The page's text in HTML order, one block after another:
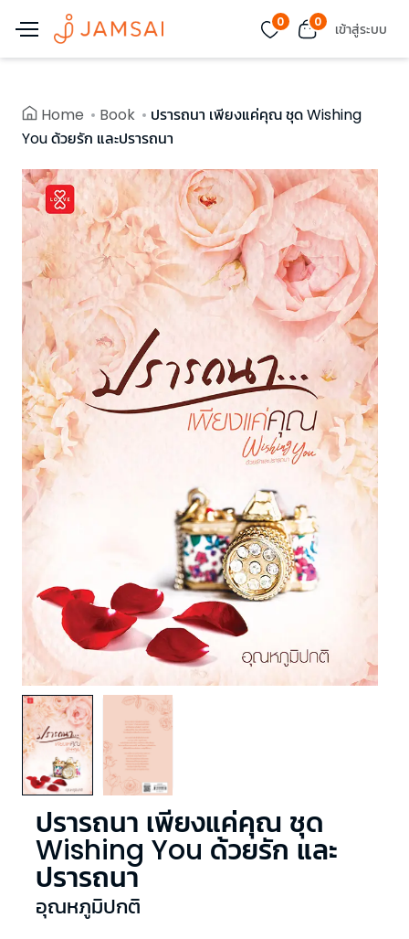
0 0 เข้าสู่ระบบ
Home Book
ปรารถนา เพียงแค่คุณ ชุด Wishing
You ด้วยรัก และปรารถนา
ปรารถนา เพียงแค่คุณ ชุด
Wishing You ด้วยรัก และ
ปรารถนา
อุณหภูมิปกติ